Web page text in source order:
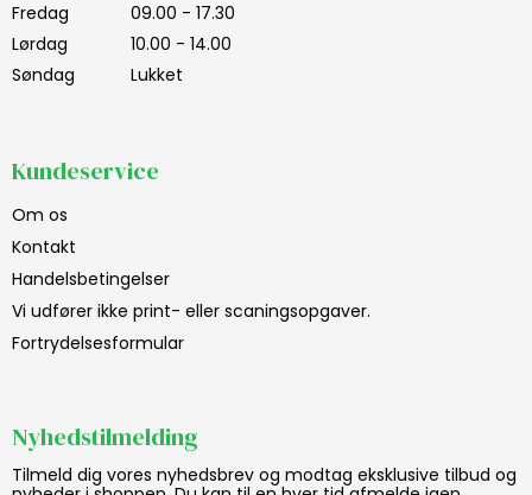
Fredag
09.00 - 17.30
Lørdag
10.00 - 14.00
Søndag
Lukket
Kundeservice
Om os
Kontakt
Handelsbetingelser
Vi udfører ikke print- eller scaningsopgaver.
Fortrydelsesformular
Nyhedstilmelding
Tilmeld dig vores nyhedsbrev og modtag eksklusive tilbud og